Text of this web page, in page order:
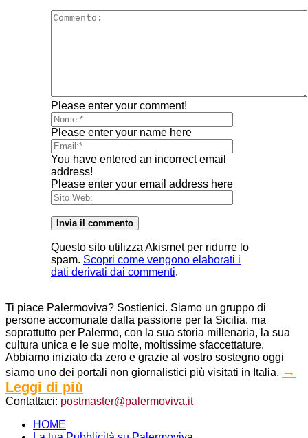
Please enter your comment!
Please enter your name here
You have entered an incorrect email
address!
Please enter your email address here
Questo sito utilizza Akismet per ridurre lo
spam. Scopri come vengono elaborati i
dati derivati dai commenti.
Ti piace Palermoviva? Sostienici. Siamo un gruppo di
persone accomunate dalla passione per la Sicilia, ma
soprattutto per Palermo, con la sua storia millenaria, la sua
cultura unica e le sue molte, moltissime sfaccettature.
Abbiamo iniziato da zero e grazie al vostro sostegno oggi
siamo uno dei portali non giornalistici più visitati in Italia. →
Leggi di più
Contattaci: postmaster@palermoviva.it
HOME